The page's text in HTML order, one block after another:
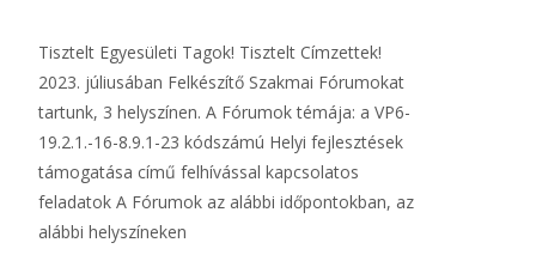
Tisztelt Egyesületi Tagok! Tisztelt Címzettek!
2023. júliusában Felkészítő Szakmai Fórumokat
tartunk, 3 helyszínen. A Fórumok témája: a VP6-
19.2.1.-16-8.9.1-23 kódszámú Helyi fejlesztések
támogatása című felhívással kapcsolatos
feladatok A Fórumok az alábbi időpontokban, az
alábbi helyszíneken